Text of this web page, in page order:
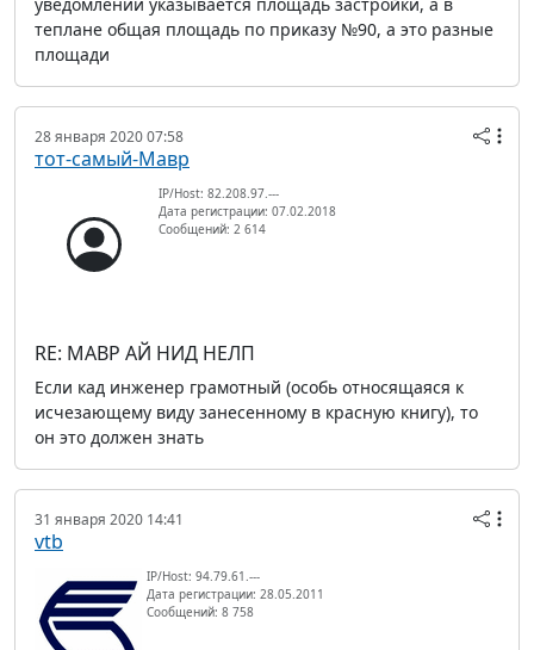
теплане общая площадь по приказу №90, а это разные
площади
28 января 2020 07:58
тот-самый-Мавр
IP/Host: 82.208.97.---
Дата регистрации: 07.02.2018
Сообщений: 2 614
RE: МАВР АЙ НИД НЕЛП
Если кад инженер грамотный (особь относящаяся к
исчезающему виду занесенному в красную книгу), то
он это должен знать
31 января 2020 14:41
vtb
IP/Host: 94.79.61.---
Дата регистрации: 28.05.2011
Сообщений: 8 758